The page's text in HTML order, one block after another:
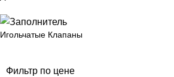
Игольчатые Клапаны
Фильтр по цене